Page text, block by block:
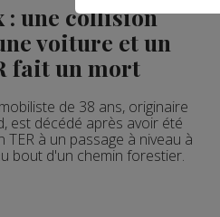
: une collision
voiture et un
fait un mort
de 38 ans, originaire
est décédé après avoir été
TER à un passage à niveau à
bout d'un chemin forestier.